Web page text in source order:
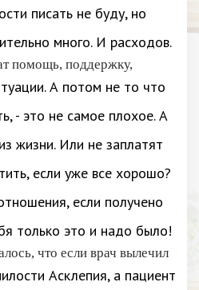
писать не буду, но
много. И расходов.
помощь, поддержку,
А потом не то что
- это не самое плохое. А
жизни. Или не заплатят
если уже все хорошо?
если получено
только это и надо было!
что если врач вылечил
Асклепия, а пациент